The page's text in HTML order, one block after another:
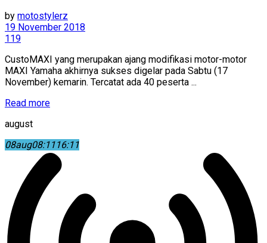
by motostylerz
19 November 2018
119
CustoMAXI yang merupakan ajang modifikasi motor-motor
MAXI Yamaha akhirnya sukses digelar pada Sabtu (17
November) kemarin. Tercatat ada 40 peserta ...
Read more
august
08aug08:1116:11